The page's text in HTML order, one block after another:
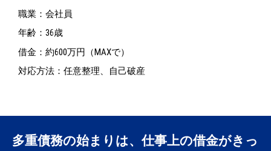
職業：会社員
年齢：36歳
借金：約600万円（MAXで）
対応方法：任意整理、自己破産
多重債務の始まりは、仕事上の借金がきっ